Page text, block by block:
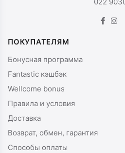
ПОКУПАТЕЛЯМ
Бонусная программа
Fantastic кэшбэк
Wellcome bonus
Правила и условия
Доставка
Возврат, обмен, гарантия
Способы оплаты